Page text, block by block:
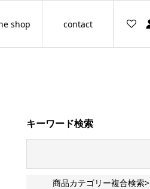
shop contact
キーワード検索
商品カテゴリー複合検索>